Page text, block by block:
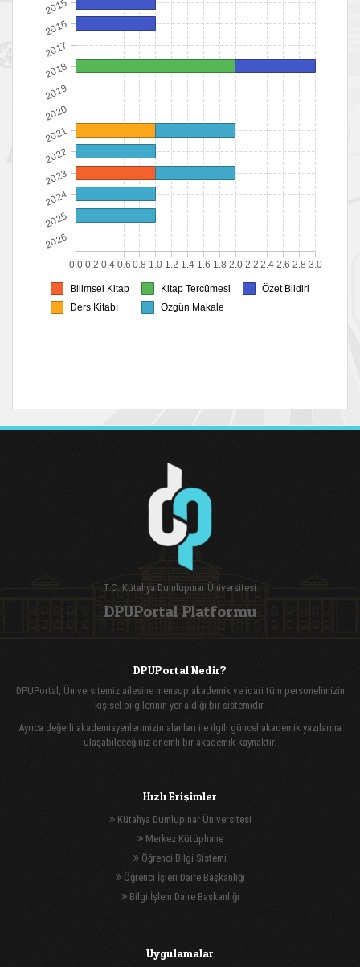
T.C. Kütahya Dumlupınar Üniversitesi
DPUPortal Platformu
DPUPortal Nedir?
DPUPortal, Üniversitemiz ailesine mensup akademik ve idari tüm personelimizin
kişisel bilgilerinin yer aldığı bir sistemidir.
Ayrıca değerli akademisyenlerimizin alanları ile ilgili güncel akademik yazılarına
ulaşabileceğiniz önemli bir akademik kaynaktır.
Hızlı Erişimler
Kütahya Dumlupınar Üniversitesi
Merkez Kütüphane
Öğrenci Bilgi Sistemi
Öğrenci İşleri Daire Başkanlığı
Bilgi İşlem Daire Başkanlığı
Uygulamalar